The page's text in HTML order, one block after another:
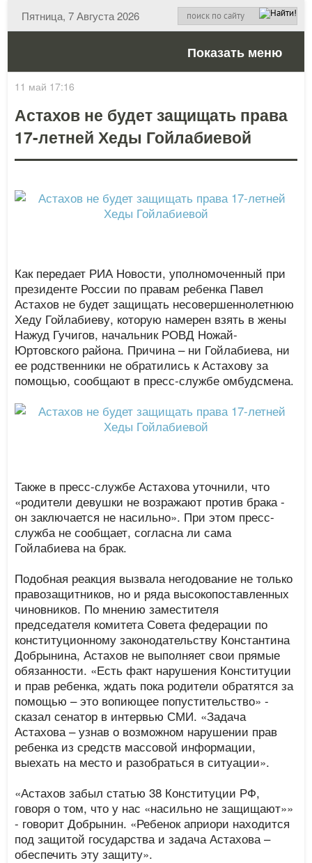
Пятница, 7 Августа 2026
Показать меню
11 май 17:16
Астахов не будет защищать права
17-летней Хеды Гойлабиевой
Как передает РИА Новости, уполномоченный при
президенте России по правам ребенка Павел
Астахов не будет защищать несовершеннолетнюю
Хеду Гойлабиеву, которую намерен взять в жены
Нажуд Гучигов, начальник РОВД Ножай-
Юртовского района. Причина – ни Гойлабиева, ни
ее родственники не обратились к Астахову за
помощью, сообщают в пресс-службе омбудсмена.
Также в пресс-службе Астахова уточнили, что
«родители девушки не возражают против брака -
он заключается не насильно». При этом пресс-
служба не сообщает, согласна ли сама
Гойлабиева на брак.
Подобная реакция вызвала негодование не только
правозащитников, но и ряда высокопоставленных
чиновников. По мнению заместителя
председателя комитета Совета федерации по
конституционному законодательству Константина
Добрынина, Астахов не выполняет свои прямые
обязанности. «Есть факт нарушения Конституции
и прав ребенка, ждать пока родители обратятся за
помощью – это вопиющее попустительство» -
сказал сенатор в интервью СМИ. «Задача
Астахова – узнав о возможном нарушении прав
ребенка из средств массовой информации,
выехать на место и разобраться в ситуации».
«Астахов забыл статью 38 Конституции РФ,
говоря о том, что у нас «насильно не защищают»»
- говорит Добрынин. «Ребенок априори находится
под защитой государства и задача Астахова –
обеспечить эту защиту».